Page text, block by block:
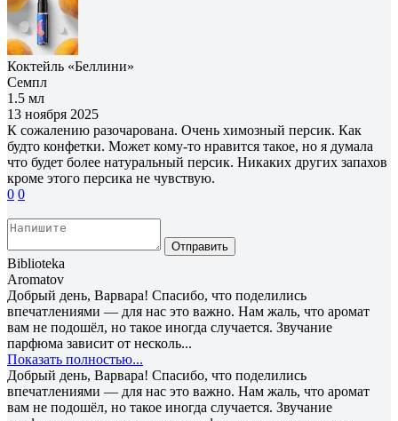
Коктейль «Беллини»
Семпл
1.5 мл
13 ноября 2025
К сожалению разочарована. Очень химозный персик. Как
будто конфетки. Может кому-то нравится такое, но я думала
что будет более натуральный персик. Никаких других запахов
кроме этого персика не чувствую.
0 0
Отправить
Biblioteka
Aromatov
Добрый день, Варвара! Спасибо, что поделились
впечатлениями — для нас это важно. Нам жаль, что аромат
вам не подошёл, но такое иногда случается. Звучание
парфюма зависит от несколь...
Показать полностью...
Добрый день, Варвара! Спасибо, что поделились
впечатлениями — для нас это важно. Нам жаль, что аромат
вам не подошёл, но такое иногда случается. Звучание